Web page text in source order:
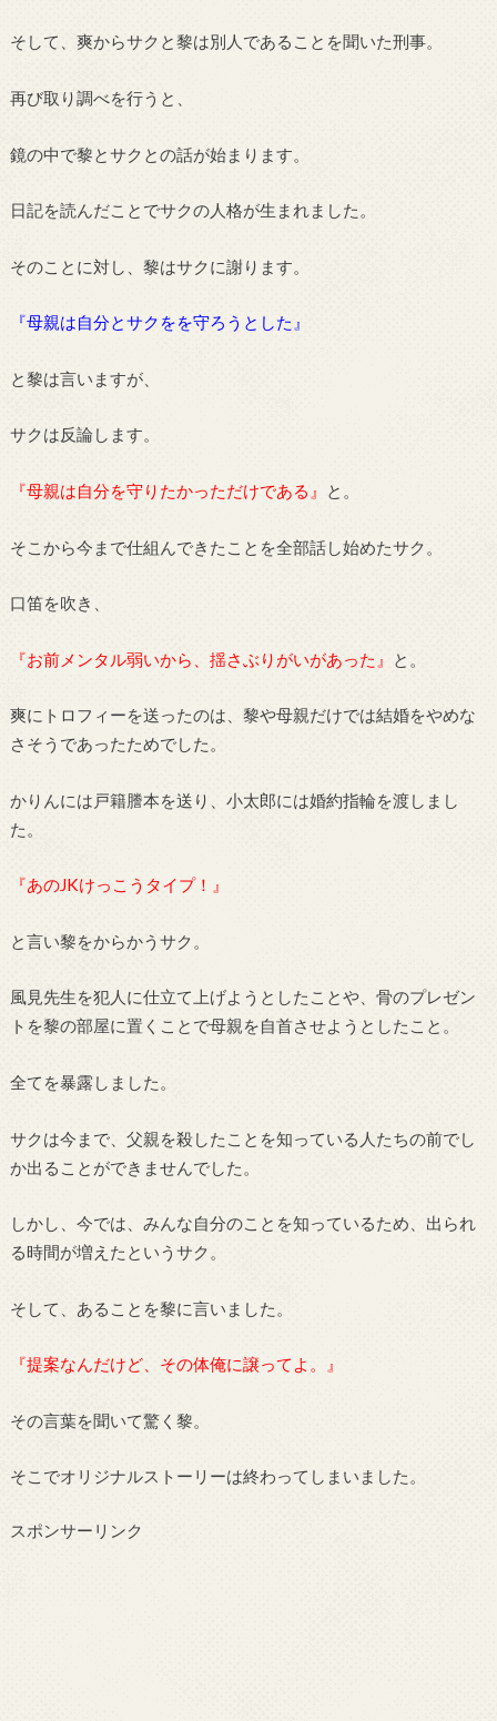
そして、爽からサクと黎は別人であることを聞いた刑事。
再び取り調べを行うと、
鏡の中で黎とサクとの話が始まります。
日記を読んだことでサクの人格が生まれました。
そのことに対し、黎はサクに謝ります。
『母親は自分とサクをを守ろうとした』
と黎は言いますが、
サクは反論します。
『母親は自分を守りたかっただけである』 と。
そこから今まで仕組んできたことを全部話し始めたサク。
口笛を吹き、
『お前メンタル弱いから、揺さぶりがいがあった』 と。
爽にトロフィーを送ったのは、黎や母親だけでは結婚をやめな
さそうであったためでした。
かりんには戸籍謄本を送り、小太郎には婚約指輪を渡しまし
た。
『あのJKけっこうタイプ！』
と言い黎をからかうサク。
風見先生を犯人に仕立て上げようとしたことや、骨のプレゼン
トを黎の部屋に置くことで母親を自首させようとしたこと。
全てを暴露しました。
サクは今まで、父親を殺したことを知っている人たちの前でし
か出ることができませんでした。
しかし、今では、みんな自分のことを知っているため、出られ
る時間が増えたというサク。
そして、あることを黎に言いました。
『提案なんだけど、その体俺に譲ってよ。』
その言葉を聞いて驚く黎。
そこでオリジナルストーリーは終わってしまいました。
スポンサーリンク